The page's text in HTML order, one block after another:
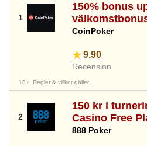
150% bonus
CoinPoker
9.90
Recension
18+. Regler & villkor gäller.
150 kr i
Casino Free
888 Poker